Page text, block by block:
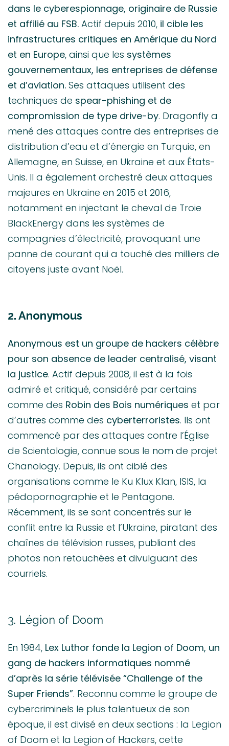
dans le cyberespionnage, originaire de Russie
et affilié au FSB. Actif depuis 2010, il cible les
infrastructures critiques en Amérique du Nord
et en Europe, ainsi que les systèmes
gouvernementaux, les entreprises de défense
et d’aviation. Ses attaques utilisent des
techniques de spear-phishing et de
compromission de type drive-by. Dragonfly a
mené des attaques contre des entreprises de
distribution d’eau et d’énergie en Turquie, en
Allemagne, en Suisse, en Ukraine et aux États-
Unis. Il a également orchestré deux attaques
majeures en Ukraine en 2015 et 2016,
notamment en injectant le cheval de Troie
BlackEnergy dans les systèmes de
compagnies d’électricité, provoquant une
panne de courant qui a touché des milliers de
citoyens juste avant Noël.
2. Anonymous
Anonymous est un groupe de hackers célèbre
pour son absence de leader centralisé, visant
la justice. Actif depuis 2008, il est à la fois
admiré et critiqué, considéré par certains
comme des Robin des Bois numériques et par
d’autres comme des cyberterroristes. Ils ont
commencé par des attaques contre l’Église
de Scientologie, connue sous le nom de projet
Chanology. Depuis, ils ont ciblé des
organisations comme le Ku Klux Klan, ISIS, la
pédopornographie et le Pentagone.
Récemment, ils se sont concentrés sur le
conflit entre la Russie et l’Ukraine, piratant des
chaînes de télévision russes, publiant des
photos non retouchées et divulguant des
courriels.
3. Légion of Doom
En 1984, Lex Luthor fonde la Legion of Doom, un
gang de hackers informatiques nommé
d’après la série télévisée “Challenge of the
Super Friends”. Reconnu comme le groupe de
cybercriminels le plus talentueux de son
époque, il est divisé en deux sections : la Legion
of Doom et la Legion of Hackers, cette